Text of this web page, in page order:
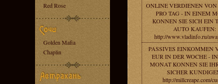
Red Rose
Golden Mafia
Chaplin
ONLINE VERDIENEN VON
PRO TAG - IN EINEM
KONNEN SIE SICH EIN
AUTO KAUFEN:
http://www.vladinfo.ru/
PASSIVES EINKOMMEN
EUR IN DER WOCHE -
MONAT KONNEN SIE
SICHER
http://millcreape.com/